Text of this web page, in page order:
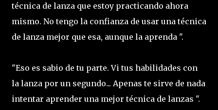
técnica de lanza que estoy practicando ahora
mismo. No tengo la confianza de usar una técnica
de lanza mejor que esa, aunque la aprenda ".
"Eso es sabio de tu parte. Vi tus habilidades con
la lanza por un segundo... Apenas te sirve de nada
intentar aprender una mejor técnica de lanzas ".